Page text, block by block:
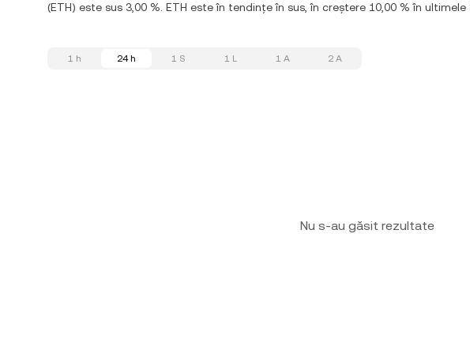
(ETH) este sus 3,00 %. ETH este în tendințe în sus, în creștere 10,00 % în ultimele
1 h 24 h 1 S 1 L 1 A 2 A
Nu s-au găsit rezultate